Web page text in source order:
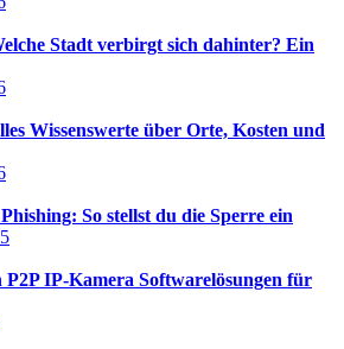
Stadt verbirgt sich dahinter? Ein
Wissenswerte über Orte, Kosten und
So stellst du die Sperre ein
P2P IP-Kamera Softwarelösungen für